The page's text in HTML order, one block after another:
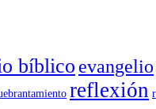
bíblico evangelio
reflexión